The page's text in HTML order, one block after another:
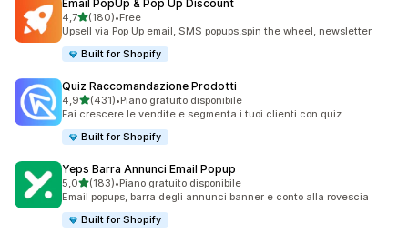
Email PopUp & Pop Up Discount
4,7stelle su 5
(180)
180 recensioni totali
•Free
Upsell via Pop Up email, SMS popups,spin the wheel, newsletter
Built for Shopify
Quiz Raccomandazione Prodotti
4,9stelle su 5
(431)
431 recensioni totali
•Piano gratuito disponibile
Fai crescere le vendite e segmenta i tuoi clienti con quiz.
Built for Shopify
Yeps Barra Annunci Email Popup
5,0stelle su 5
(183)
183 recensioni totali
•Piano gratuito disponibile
Email popups, barra degli annunci banner e conto alla rovescia
Built for Shopify